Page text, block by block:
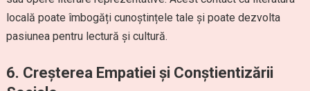
locală poate îmbogăți cunoștințele tale și poate dezvolta
pasiunea pentru lectură și cultură.
6. Creșterea Empatiei și Conștientizării